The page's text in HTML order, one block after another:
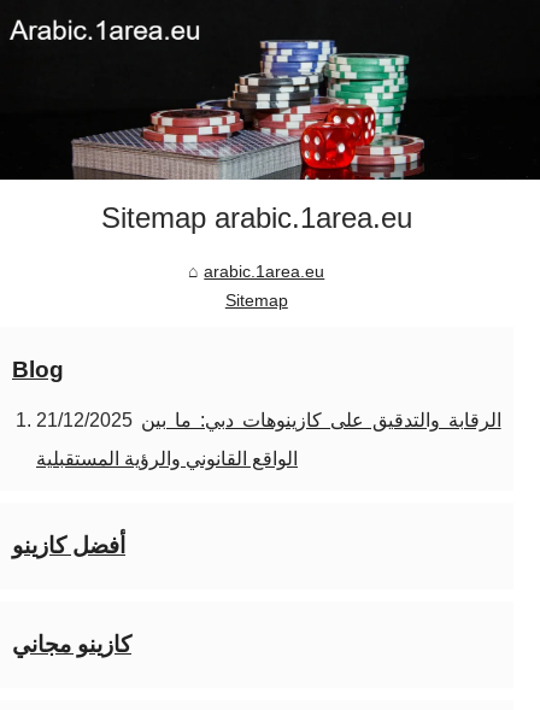
Sitemap arabic.1area.eu
arabic.1area.eu
Sitemap
Blog
21/12/2025 الرقابة والتدقيق على كازينوهات دبي: ما بين
الواقع القانوني والرؤية المستقبلية
أفضل كازينو
كازينو مجاني